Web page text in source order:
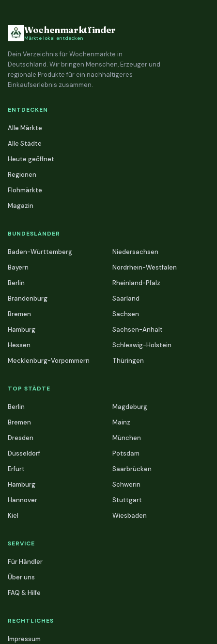
Wochenmarktfinder
Märkte lokal entdecken
Dein Verzeichnis für Wochenmärkte in
Deutschland. Wir bringen Menschen, Erzeuger und
regionale Produkte für ein nachhaltigeres
Einkaufserlebnis zusammen.
ENTDECKEN
Alle Märkte
Alle Städte
Heute geöffnet
Regionen
Flohmärkte
Magazin
BUNDESLÄNDER
Baden-Württemberg
Bayern
Berlin
Brandenburg
Bremen
Hamburg
Hessen
Mecklenburg-Vorpommern
Niedersachsen
Nordrhein-Westfalen
Rheinland-Pfalz
Saarland
Sachsen
Sachsen-Anhalt
Schleswig-Holstein
Thüringen
TOP STÄDTE
Berlin
Bremen
Dresden
Düsseldorf
Erfurt
Hamburg
Hannover
Kiel
Magdeburg
Mainz
München
Potsdam
Saarbrücken
Schwerin
Stuttgart
Wiesbaden
SERVICE
Für Händler
Über uns
FAQ & Hilfe
RECHTLICHES
Impressum